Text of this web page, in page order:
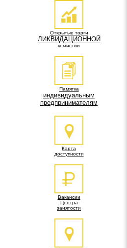
Открытые торги
ЛИКВИДАЦИОННОЙ
комиссии
Памятка
индивидуальным
предпринимателям
Карта
доступности
Вакансии
Центра
занятости